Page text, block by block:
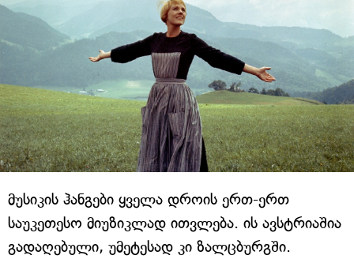
მუსიკის ჰანგები ყველა დროის ერთ-ერთ
საუკეთესო მიუზიკლად ითვლება. ის ავსტრიაშია
გადაღებული, უმეტესად კი ზალცბურგში.